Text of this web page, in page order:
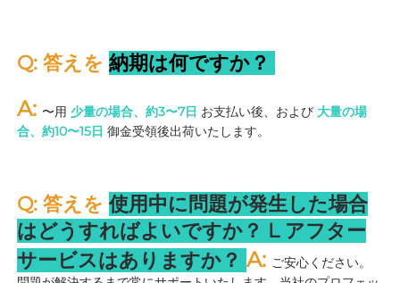
Q: 答えを 納期は何ですか？
A: 〜用 少量の場合、約3〜7日 お支払い後、および 大量の場
合、約10〜15日 御金受領後出荷いたします。
Q: 答えを 使用中に問題が発生した場合
はどうすればよいですか？ L アフター
サービスはありますか？ A: ご安心ください。